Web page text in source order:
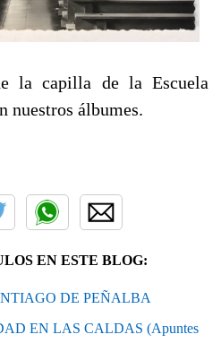
la capilla de la Escuela
nuestros álbumes.
EN ESTE BLOG:
DE PEÑALBA
EN LAS CALDAS (Apuntes